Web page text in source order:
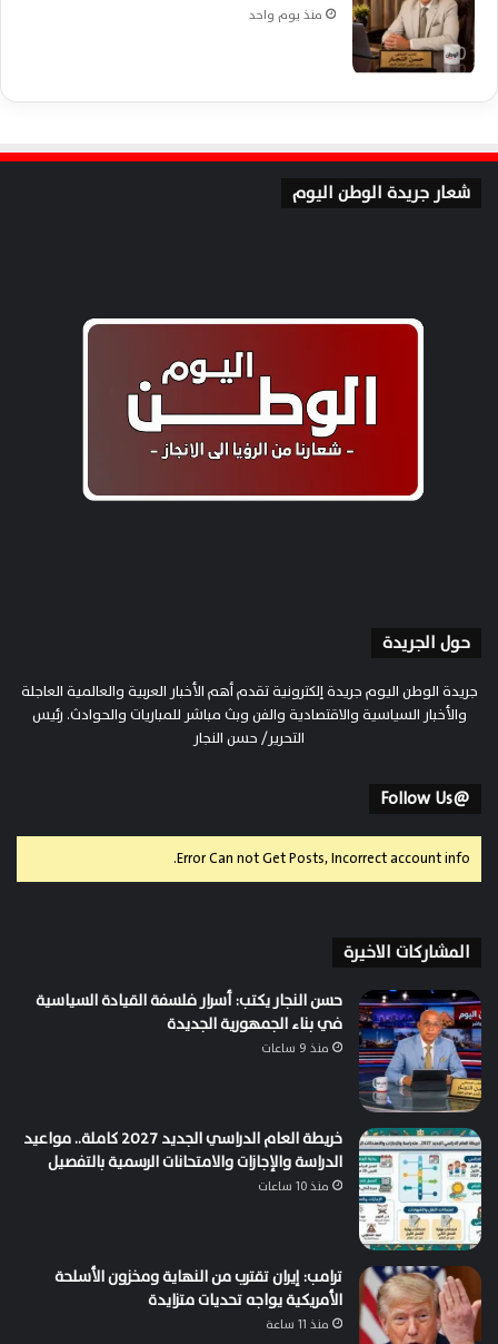
منذ يوم واحد
شعار جريدة الوطن اليوم
حول الجريدة
جريدة الوطن اليوم جريدة إلكترونية تقدم أهم الأخبار العربية والعالمية العاجلة
والأخبار السياسية والاقتصادية والفن وبث مباشر للمباريات والحوادث. رئيس
التحرير/ حسن النجار
@Follow Us
Error Can not Get Posts, Incorrect account info.
المشاركات الاخيرة
حسن النجار يكتب: أسرار فلسفة القيادة السياسية
في بناء الجمهورية الجديدة
منذ 9 ساعات
خريطة العام الدراسي الجديد 2027 كاملة.. مواعيد
الدراسة والإجازات والامتحانات الرسمية بالتفصيل
منذ 10 ساعات
ترامب: إيران تقترب من النهاية ومخزون الأسلحة
الأمريكية يواجه تحديات متزايدة
منذ 11 ساعة